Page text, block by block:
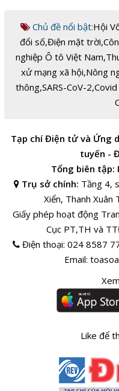
Chủ đề nổi bật:Hội
đổi số,Điện mặt trời,
nghiệp Ô tô Việt Nam,
xử mạng xã hội,Nông
thông,SARS-CoV-2,
Tạp chí Điện tử và Ứng
tuyến -
Tổng biên tập:
Trụ sở chính: Tầng 4,
Xiển, Thanh Xuân
Giấy phép hoạt động
Cục PT,TH và
Điện thoại:024 8587
Email:
Like để